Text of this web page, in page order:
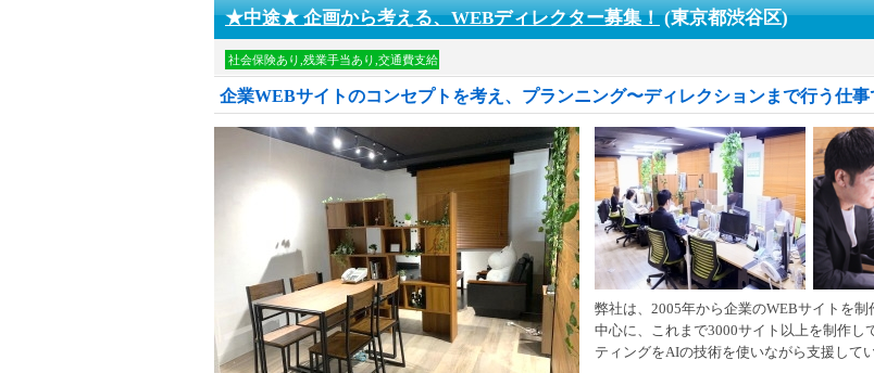
★中途★ 企画から考える、WEBディレクター募集！(東京都渋谷区)
社会保険あり,残業手当あり,交通費支給
企業WEBサイトのコンセプトを考え、プランニング〜ディレクションまで行う仕事
弊社は、2005年から企業のWEBサイトを
中心に、これまで3000サイト以上を制作し
ティングをAIの技術を使いながら支援してい